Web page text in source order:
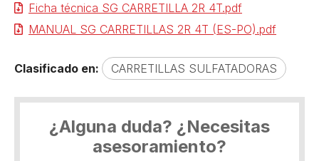
Ficha técnica SG CARRETILLA 2R 4T.pdf
MANUAL SG CARRETILLAS 2R 4T (ES-PO).pdf
Clasificado en: CARRETILLAS SULFATADORAS
¿Alguna duda? ¿Necesitas
asesoramiento?